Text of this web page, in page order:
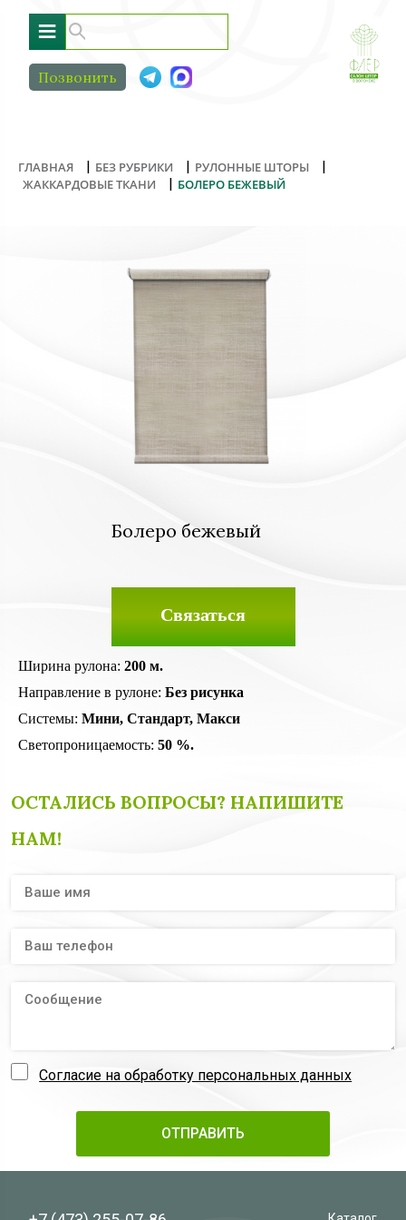
≡
Позвонить
ГЛАВНАЯ | БЕЗ РУБРИКИ | РУЛОННЫЕ ШТОРЫ |
ЖАККАРДОВЫЕ ТКАНИ | БОЛЕРО БЕЖЕВЫЙ
Болеро бежевый
Связаться
Ширина рулона: 200 м.
Направление в рулоне: Без рисунка
Системы: Мини, Стандарт, Макси
Светопроницаемость: 50 %.
ОСТАЛИСЬ ВОПРОСЫ? НАПИШИТЕ
НАМ!
Согласие на обработку персональных данных